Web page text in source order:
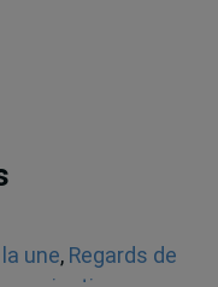
une, Regards de